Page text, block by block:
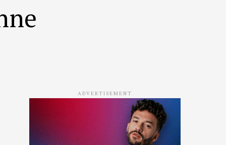
ADVERTISEMENT